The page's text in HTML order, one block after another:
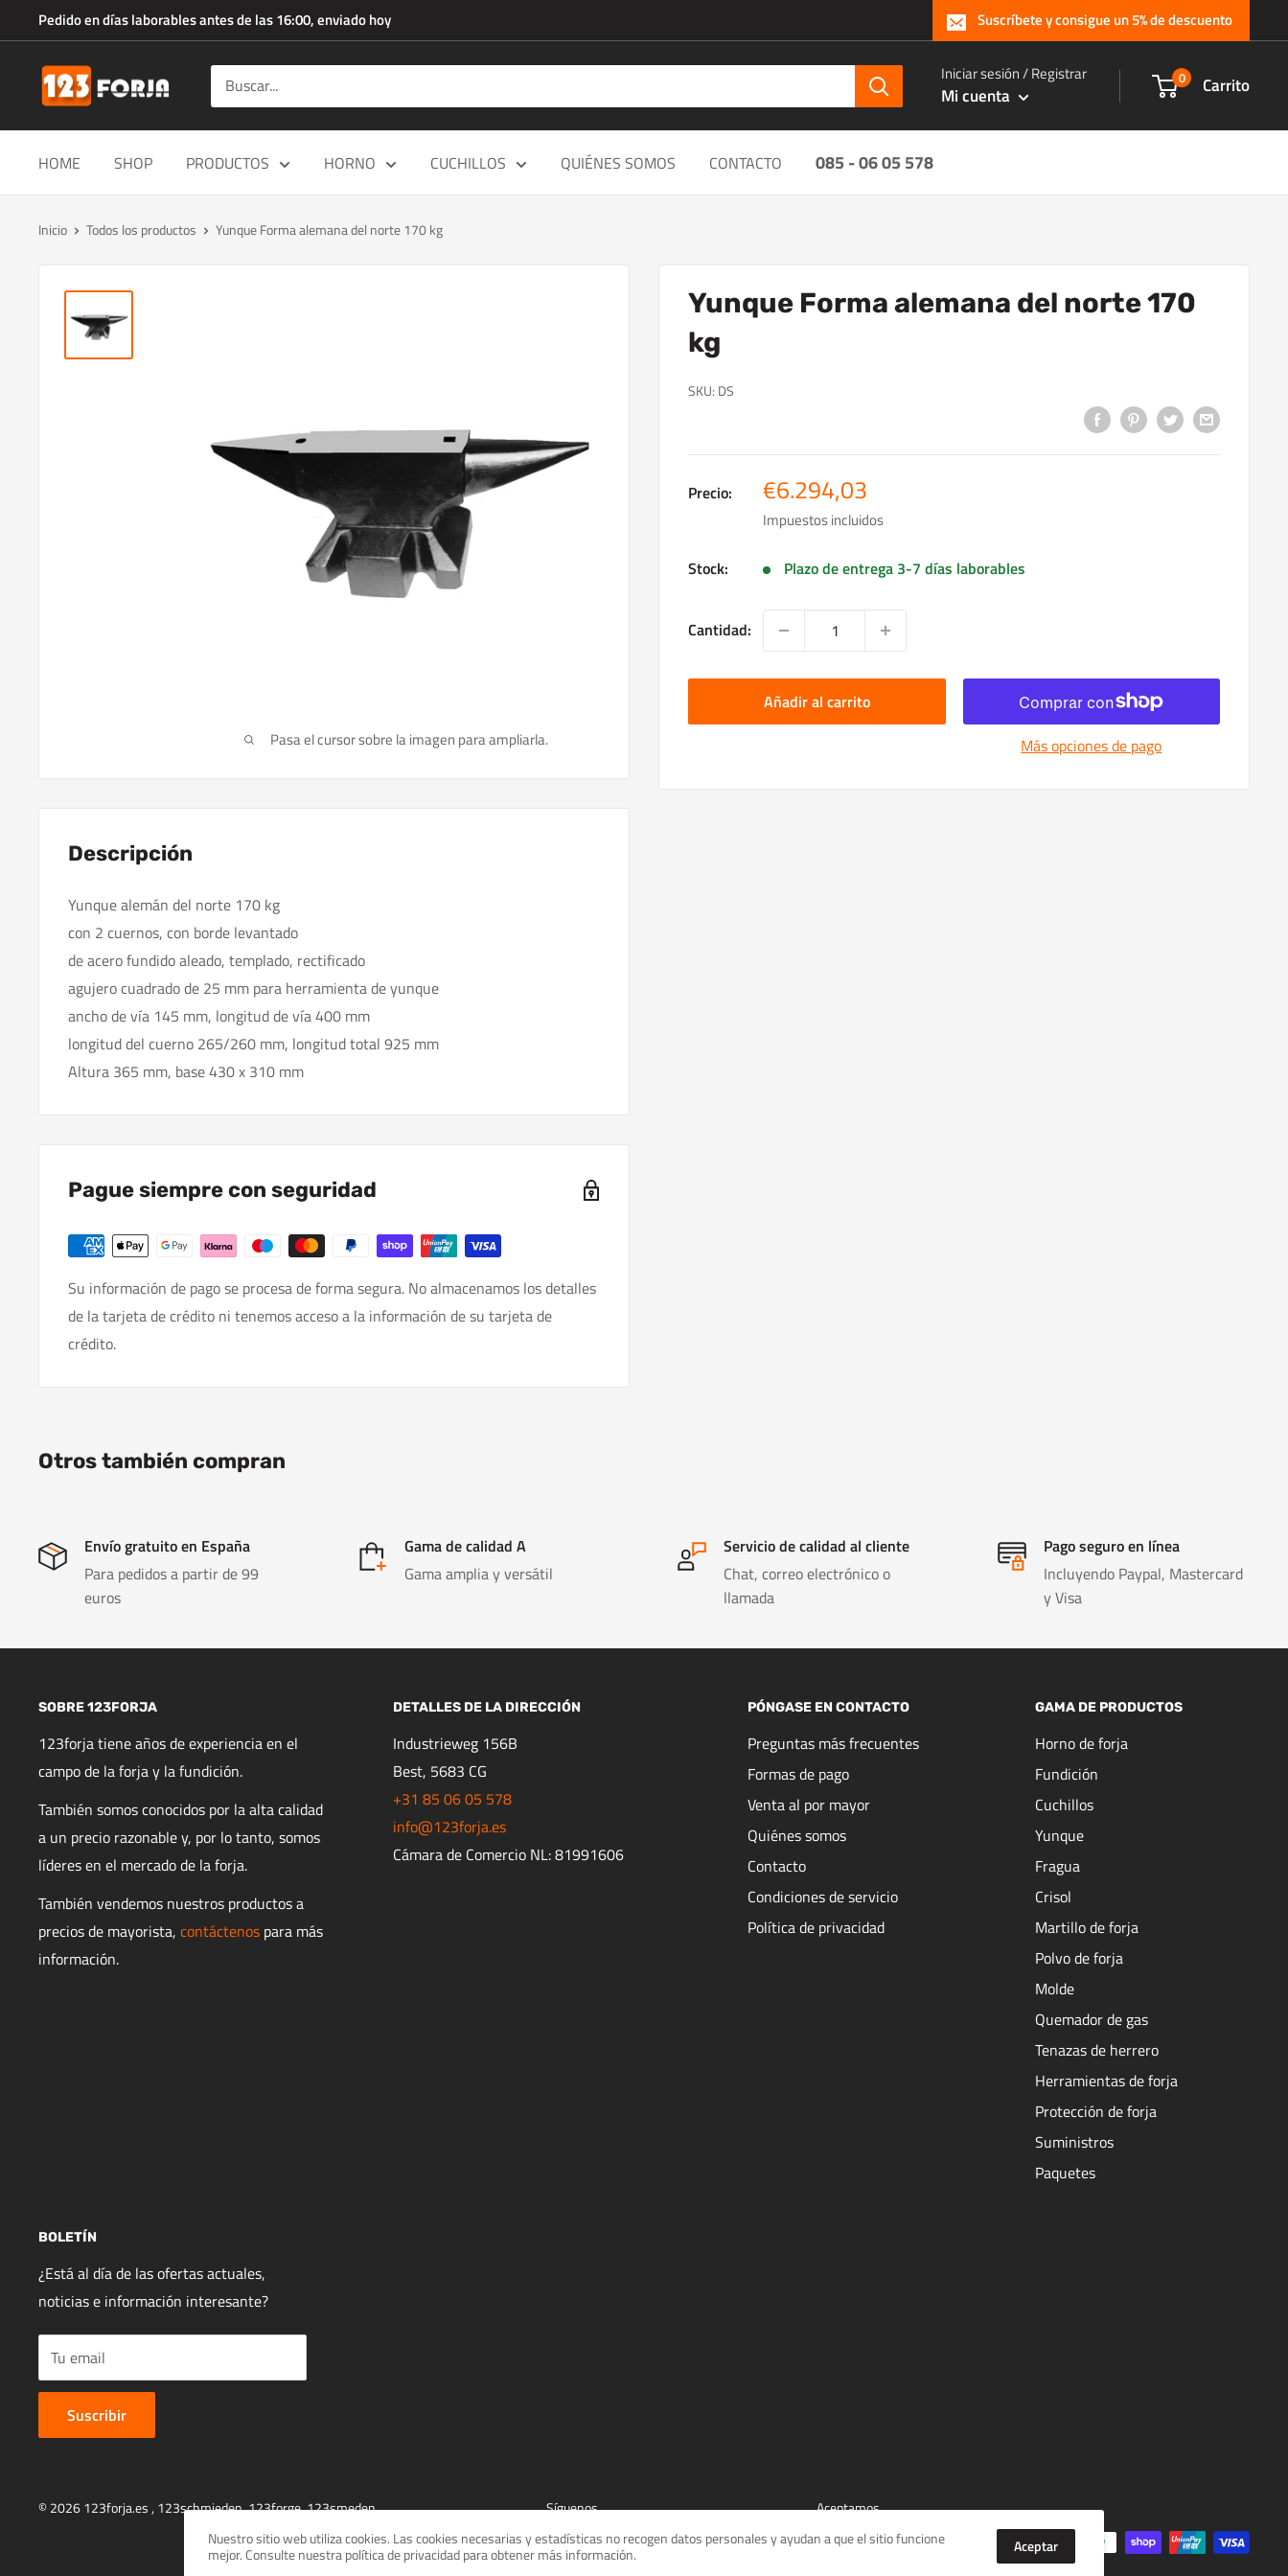
directamente
contenido
Pedido en días laborables antes de las 16:00, enviado hoy Suscríbete y consigue un 5% de descuento
123forja.es Iniciar sesión / Registrar
Mi cuenta
0 Carrito
HOME SHOP PRODUCTOS HORNO CUCHILLOS QUIÉNES SOMOS CONTACTO 085 - 06 05 578
Inicio Todos los productos Yunque Forma alemana del norte 170 kg
Pasa el cursor sobre la imagen para ampliarla.
Yunque Forma alemana del norte 170
kg
SKU: DS
Precio: Precio
de
venta
€6.294,03
Impuestos incluidos
Stock: Plazo de entrega 3-7 días laborables
Cantidad:
Añadir al carrito
Más opciones de pago
Descripción
Yunque alemán del norte 170 kg
con 2 cuernos, con borde levantado
de acero fundido aleado, templado, rectificado
agujero cuadrado de 25 mm para herramienta de yunque
ancho de vía 145 mm, longitud de vía 400 mm
longitud del cuerno 265/260 mm, longitud total 925 mm
Altura 365 mm, base 430 x 310 mm
Pague siempre con seguridad
Su información de pago se procesa de forma segura. No almacenamos los detalles
de la tarjeta de crédito ni tenemos acceso a la información de su tarjeta de
crédito.
Otros también compran
Envío gratuito en España
Para pedidos a partir de 99
euros
Gama de calidad A
Gama amplia y versátil
Servicio de calidad al cliente
Chat, correo electrónico o
llamada
Pago seguro en línea
Incluyendo Paypal, Mastercard
y Visa
SOBRE 123FORJA
123forja tiene años de experiencia en el
campo de la forja y la fundición.
También somos conocidos por la alta calidad
a un precio razonable y, por lo tanto, somos
líderes en el mercado de la forja.
También vendemos nuestros productos a
precios de mayorista, contáctenos para más
información.
DETALLES DE LA DIRECCIÓN
Industrieweg 156B
Best, 5683 CG
+31 85 06 05 578
info@123forja.es
Cámara de Comercio NL: 81991606
PÓNGASE EN CONTACTO
Preguntas más frecuentes
Formas de pago
Venta al por mayor
Quiénes somos
Contacto
Condiciones de servicio
Política de privacidad
GAMA DE PRODUCTOS
Horno de forja
Fundición
Cuchillos
Yunque
Fragua
Crisol
Martillo de forja
Polvo de forja
Molde
Quemador de gas
Tenazas de herrero
Herramientas de forja
Protección de forja
Suministros
Paquetes
BOLETÍN
¿Está al día de las ofertas actuales,
noticias e información interesante?
Tu email
Suscribir
© 2026 123forja.es , 123schmieden,123forge,123smeden Síguenos
Aceptamos
Nuestro sitio web utiliza cookies. Las cookies necesarias y estadísticas no recogen datos personales y ayudan a que el sitio funcione
mejor. Consulte nuestra política de privacidad para obtener más información.
Aceptar